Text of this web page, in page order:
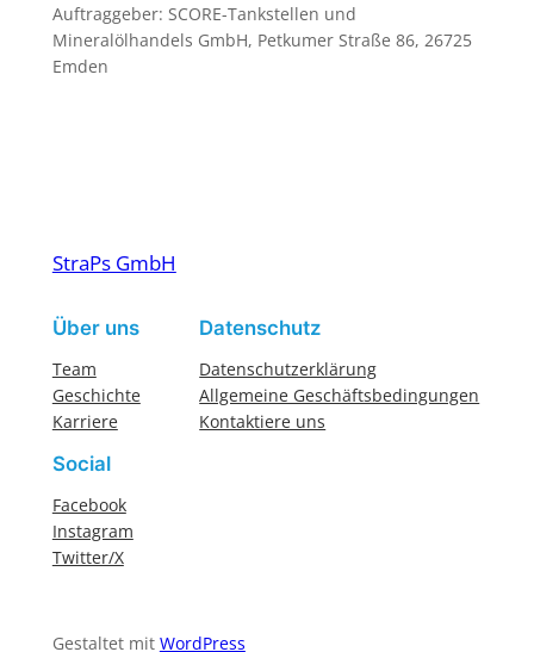
Auftraggeber: SCORE-Tankstellen und
Mineralölhandels GmbH, Petkumer Straße 86, 26725
Emden
StraPs GmbH
Über uns
Team
Geschichte
Karriere
Datenschutz
Datenschutzerklärung
Allgemeine Geschäftsbedingungen
Kontaktiere uns
Social
Facebook
Instagram
Twitter/X
Gestaltet mit WordPress